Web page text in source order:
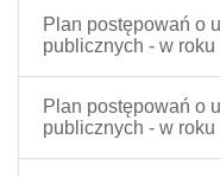
Plan postępowań o
publicznych - w roku
Plan postępowań o
publicznych - w roku